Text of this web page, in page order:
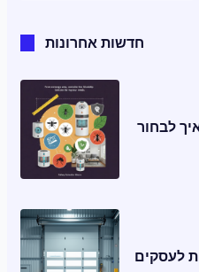
חדשות אחרונות
לבחור